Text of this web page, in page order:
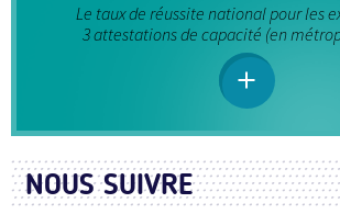
Le taux de réussite national pour les
3 attestations de capacité (en
NOUS SUIVRE